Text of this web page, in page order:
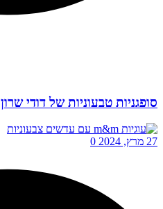
סופגניות טבעוניות של דודי שרון
27 מרץ, 2024 0